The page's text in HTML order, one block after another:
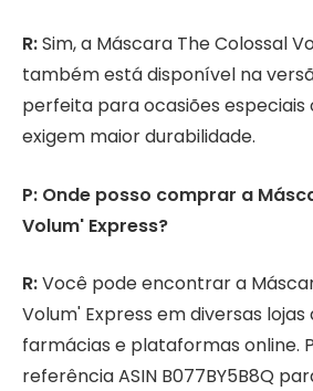
R:Sim, a Máscara The Colossal
também está disponível na
perfeita para ocasiões especiais
exigem maior durabilidade.
P: Onde posso comprar a
Volum' Express?
R:Você pode encontrar a
Volum' Express em diversas
farmácias e plataformas online.
referência ASIN B077BY5B8Q